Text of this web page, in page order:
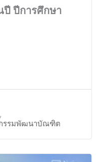
ปีการศึกษา
,
กรรมพัฒนาบัณฑิต